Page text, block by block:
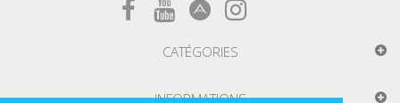
CATÉGORIES
INFORMATIONS